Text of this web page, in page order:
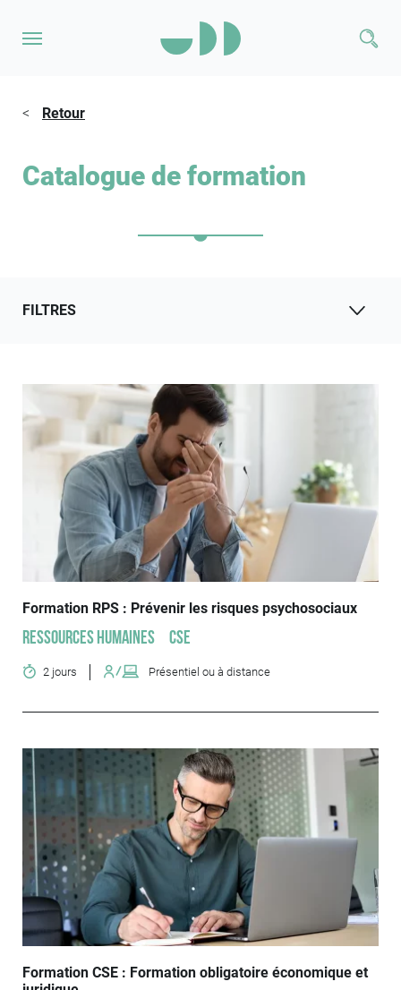
< Retour
Catalogue de formation
FILTRES
Formation RPS : Prévenir les risques psychosociaux
Ressources humaines CSE
2 jours Présentiel ou à distance
Formation CSE : Formation obligatoire économique et